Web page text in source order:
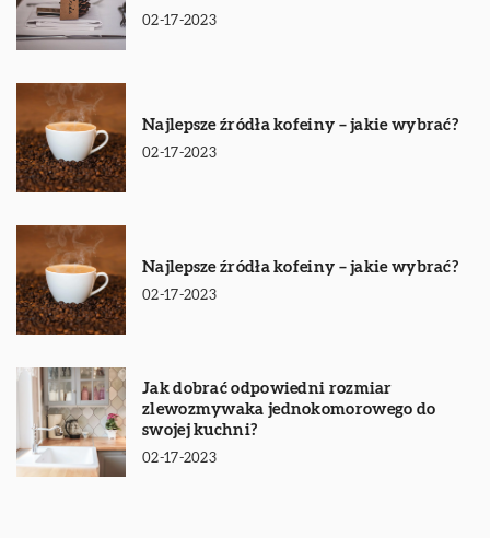
02-17-2023
Najlepsze źródła kofeiny – jakie wybrać?
02-17-2023
Najlepsze źródła kofeiny – jakie wybrać?
02-17-2023
Jak dobrać odpowiedni rozmiar
zlewozmywaka jednokomorowego do
swojej kuchni?
02-17-2023